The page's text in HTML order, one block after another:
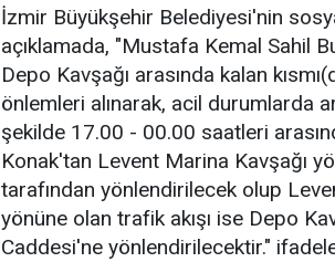
İzmir Büyükşehir Belediyesi'nin
açıklamada, "Mustafa Kemal Sahil
Depo Kavşağı arasında kalan
önlemleri alınarak, acil durumlarda
şekilde 17.00 - 00.00 saatleri
Konak'tan Levent Marina Kavşağı
tarafından yönlendirilecek olup
yönüne olan trafik akışı ise Depo
Caddesi'ne yönlendirilecektir."